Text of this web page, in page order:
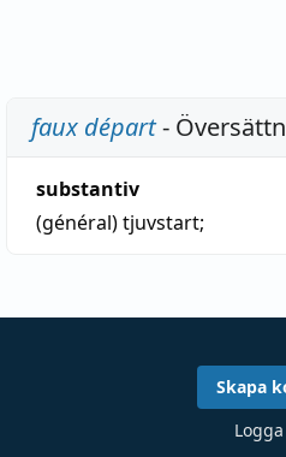
faux départ-
substantiv
(général)tjuvstart;
Skapa